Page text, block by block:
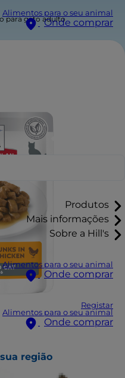
Alimentos para o seu animal
Onde comprar
Produtos
Mais informações
Sobre a Hill's
Alimentos para o seu animal
Onde comprar
Registar
Alimentos para o seu animal
Onde comprar
região
para gato adulto